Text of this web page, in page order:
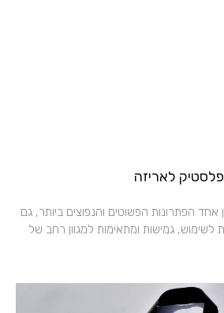
לאריזה
הפתרונות הפשוטים והנפוצים ביותר, גם
לשימוש, גמישות ומתאימות למגוון רחב של